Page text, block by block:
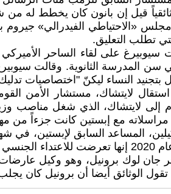
تطلب التعليق.
سيوبيرغ على لقاء الساحر
سن المدرسة الثانوية. وقالت
بتجنيد النساء ليكنّ "اختصاصيات
استقال لايتشاك، مستشار الأمن
إلى لايتشاك، الذي شغل مناصب
مع إبستين كانت جزءاً من
كيلين، المساعد السابق لإبستين،
أيضا أن برونيل كان يجلب فتيات لا تتجاوز أعمارهن 12